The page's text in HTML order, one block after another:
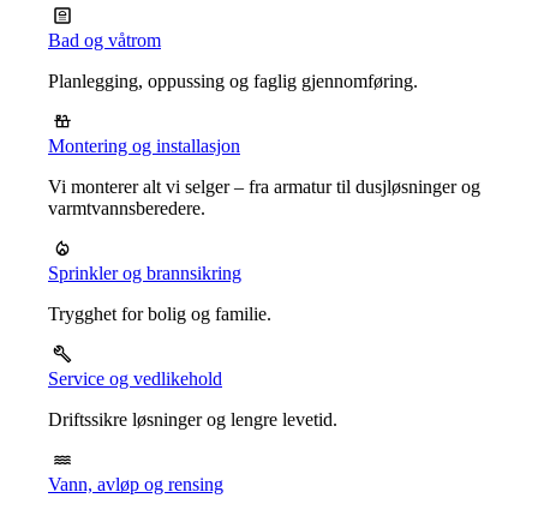
Bad og våtrom
Planlegging, oppussing og faglig gjennomføring.
Montering og installasjon
Vi monterer alt vi selger – fra armatur til dusjløsninger og
varmtvannsberedere.
Sprinkler og brannsikring
Trygghet for bolig og familie.
Service og vedlikehold
Driftssikre løsninger og lengre levetid.
Vann, avløp og rensing